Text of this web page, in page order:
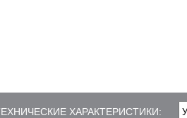
ХАРАКТЕРИСТИКИ: